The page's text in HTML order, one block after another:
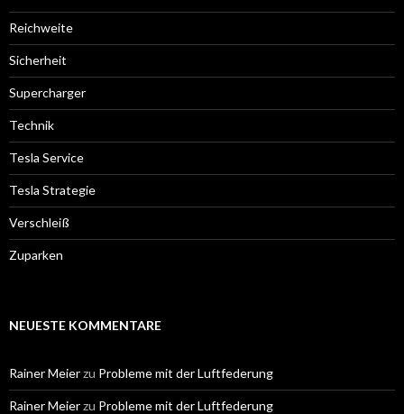
Reichweite
Sicherheit
Supercharger
Technik
Tesla Service
Tesla Strategie
Verschleiß
Zuparken
NEUESTE KOMMENTARE
Rainer Meierzu Probleme mit der Luftfederung
Rainer Meierzu Probleme mit der Luftfederung